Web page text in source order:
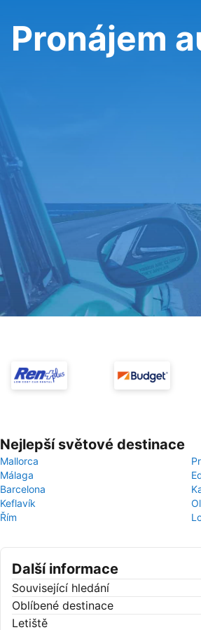
Pronájem
Nejlepší světové destinace
Mallorca
Málaga
Barcelona
Keflavík
Řím
Další informace
Související hledání
Oblíbené destinace
Letiště